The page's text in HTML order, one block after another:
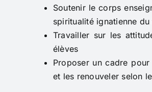
Soutenir le corps
spiritualité ignatienne
Travailler sur les
élèves
Proposer un cadre
et les renouveler selon